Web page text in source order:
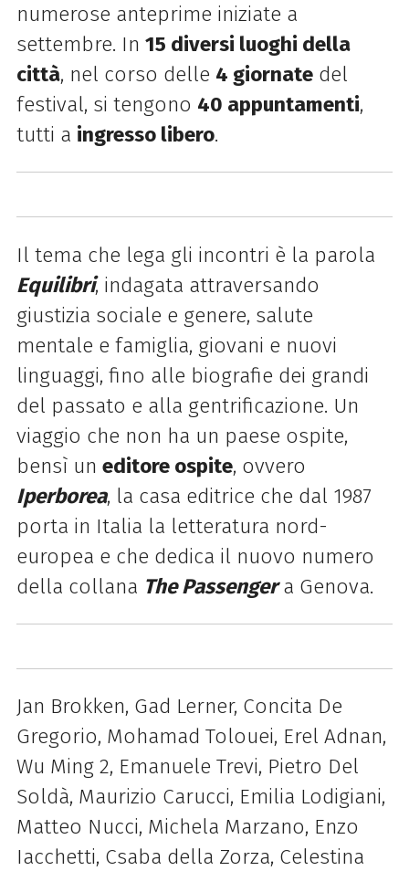
numerose anteprime iniziate a
settembre. In 15 diversi luoghi della
città, nel corso delle 4 giornatedel
festival, si tengono 40 appuntamenti,
tutti a ingresso libero.
Il tema che lega gli incontri è la parola
Equilibri, indagata attraversando
giustizia sociale e genere, salute
mentale e famiglia, giovani e nuovi
linguaggi, fino alle biografie dei grandi
del passato e alla gentrificazione. Un
viaggio che non ha un paese ospite,
bensì un editore ospite, ovvero
Iperborea, la casa editrice che dal 1987
porta in Italia la letteratura nord-
europea e che dedica il nuovo numero
della collana The Passengera Genova.
Jan Brokken, Gad Lerner, Concita De
Gregorio, Mohamad Tolouei, Erel Adnan,
Wu Ming 2, Emanuele Trevi, Pietro Del
Soldà, Maurizio Carucci, Emilia Lodigiani,
Matteo Nucci, Michela Marzano, Enzo
Iacchetti, Csaba della Zorza, Celestina